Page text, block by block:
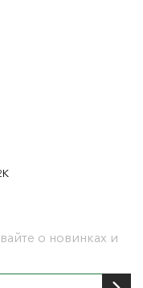
о новинках и